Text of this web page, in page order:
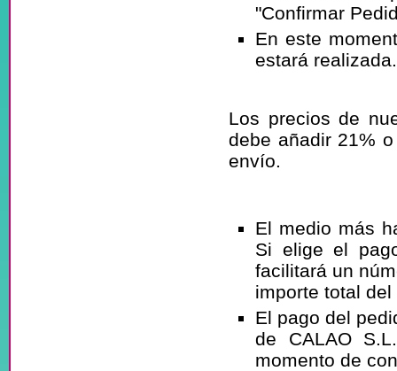
"Confirmar
En este
estará
Los precios de
debe añadir 21%
envío.
El medio más
Si elige el
facilitará un
importe total del
El pago del
de CALAO
momento de